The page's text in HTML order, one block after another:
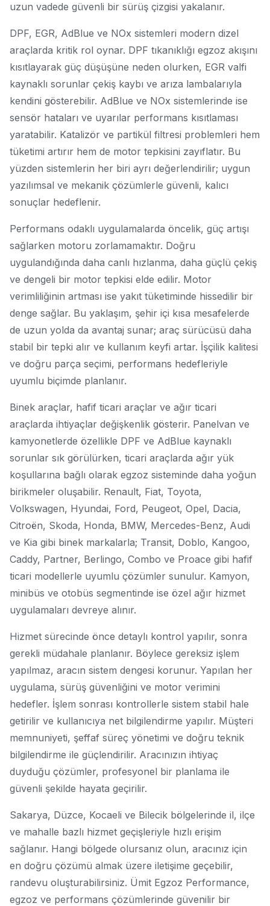
uzun vadede güvenli bir sürüş çizgisi yakalanır.
DPF, EGR, AdBlue ve NOx sistemleri modern dizel
araçlarda kritik rol oynar. DPF tıkanıklığı egzoz akışını
kısıtlayarak güç düşüşüne neden olurken, EGR valfi
kaynaklı sorunlar çekiş kaybı ve arıza lambalarıyla
kendini gösterebilir. AdBlue ve NOx sistemlerinde ise
sensör hataları ve uyarılar performans kısıtlaması
yaratabilir. Katalizör ve partikül filtresi problemleri hem
tüketimi artırır hem de motor tepkisini zayıflatır. Bu
yüzden sistemlerin her biri ayrı değerlendirilir; uygun
yazılımsal ve mekanik çözümlerle güvenli, kalıcı
sonuçlar hedeflenir.
Performans odaklı uygulamalarda öncelik, güç artışı
sağlarken motoru zorlamamaktır. Doğru
uygulandığında daha canlı hızlanma, daha güçlü çekiş
ve dengeli bir motor tepkisi elde edilir. Motor
verimliliğinin artması ise yakıt tüketiminde hissedilir bir
denge sağlar. Bu yaklaşım, şehir içi kısa mesafelerde
de uzun yolda da avantaj sunar; araç sürücüsü daha
stabil bir tepki alır ve kullanım keyfi artar. İşçilik kalitesi
ve doğru parça seçimi, performans hedefleriyle
uyumlu biçimde planlanır.
Binek araçlar, hafif ticari araçlar ve ağır ticari
araçlarda ihtiyaçlar değişkenlik gösterir. Panelvan ve
kamyonetlerde özellikle DPF ve AdBlue kaynaklı
sorunlar sık görülürken, ticari araçlarda ağır yük
koşullarına bağlı olarak egzoz sisteminde daha yoğun
birikmeler oluşabilir. Renault, Fiat, Toyota,
Volkswagen, Hyundai, Ford, Peugeot, Opel, Dacia,
Citroën, Skoda, Honda, BMW, Mercedes-Benz, Audi
ve Kia gibi binek markalarla; Transit, Doblo, Kangoo,
Caddy, Partner, Berlingo, Combo ve Proace gibi hafif
ticari modellerle uyumlu çözümler sunulur. Kamyon,
minibüs ve otobüs segmentinde ise özel ağır hizmet
uygulamaları devreye alınır.
Hizmet sürecinde önce detaylı kontrol yapılır, sonra
gerekli müdahale planlanır. Böylece gereksiz işlem
yapılmaz, aracın sistem dengesi korunur. Yapılan her
uygulama, sürüş güvenliğini ve motor verimini
hedefler. İşlem sonrası kontrollerle sistem stabil hale
getirilir ve kullanıcıya net bilgilendirme yapılır. Müşteri
memnuniyeti, şeffaf süreç yönetimi ve doğru teknik
bilgilendirme ile güçlendirilir. Aracınızın ihtiyaç
duyduğu çözümler, profesyonel bir planlama ile
güvenli şekilde hayata geçirilir.
Sakarya, Düzce, Kocaeli ve Bilecik bölgelerinde il, ilçe
ve mahalle bazlı hizmet geçişleriyle hızlı erişim
sağlanır. Hangi bölgede olursanız olun, aracınız için
en doğru çözümü almak üzere iletişime geçebilir,
randevu oluşturabilirsiniz. Ümit Egzoz Performance,
egzoz ve performans çözümlerinde güvenilir bir